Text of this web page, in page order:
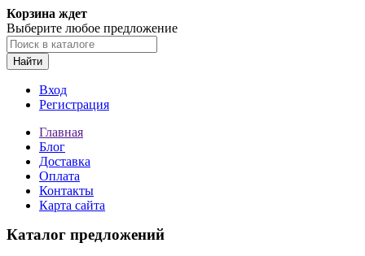
Корзина ждет
Выберите любое предложение
Найти
Вход
Регистрация
Главная
Блог
Доставка
Оплата
Контакты
Карта сайта
Каталог предложений